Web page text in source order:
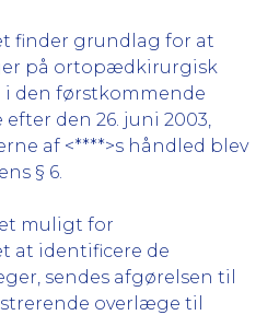
finder grundlag for at
på ortopædkirurgisk
den førstkommende
den 26. juni 2003,
af <****>s håndled blev
§ 6.
muligt for
at identificere de
sendes afgørelsen til
overlæge til